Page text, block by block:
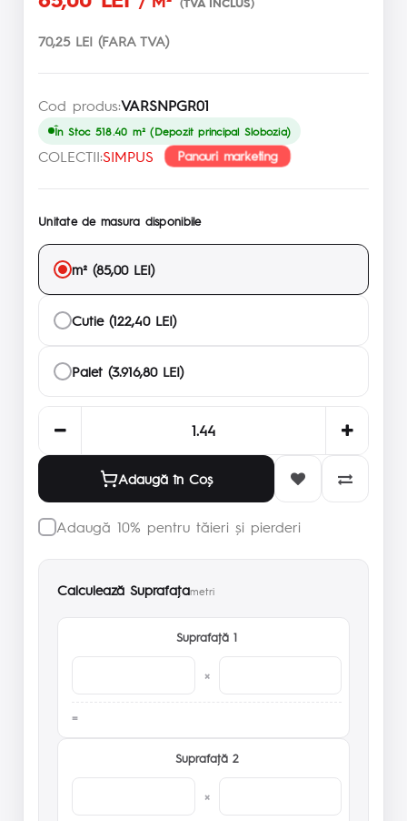
70,25 LEI (FARA TVA)
Cod produs:VARSNPGR01
În Stoc 518.40 m² (Depozit principal Slobozia)
COLECTII:SIMPUS Panouri marketing
Unitate de masura disponibile
m² (85,00 LEI)
Cutie (122,40 LEI)
Palet (3.916,80 LEI)
Adaugă în Coş
Adaugă 10% pentru tăieri și pierderi
Calculează Suprafaţametri
Suprafaţă 1
×
Suprafaţă 2
×